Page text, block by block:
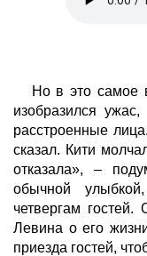
Но в это самое
изобразился
расстроенные
сказал. Кити
отказала», –
обычной
четвергам
Левина о его
приезда гостей,